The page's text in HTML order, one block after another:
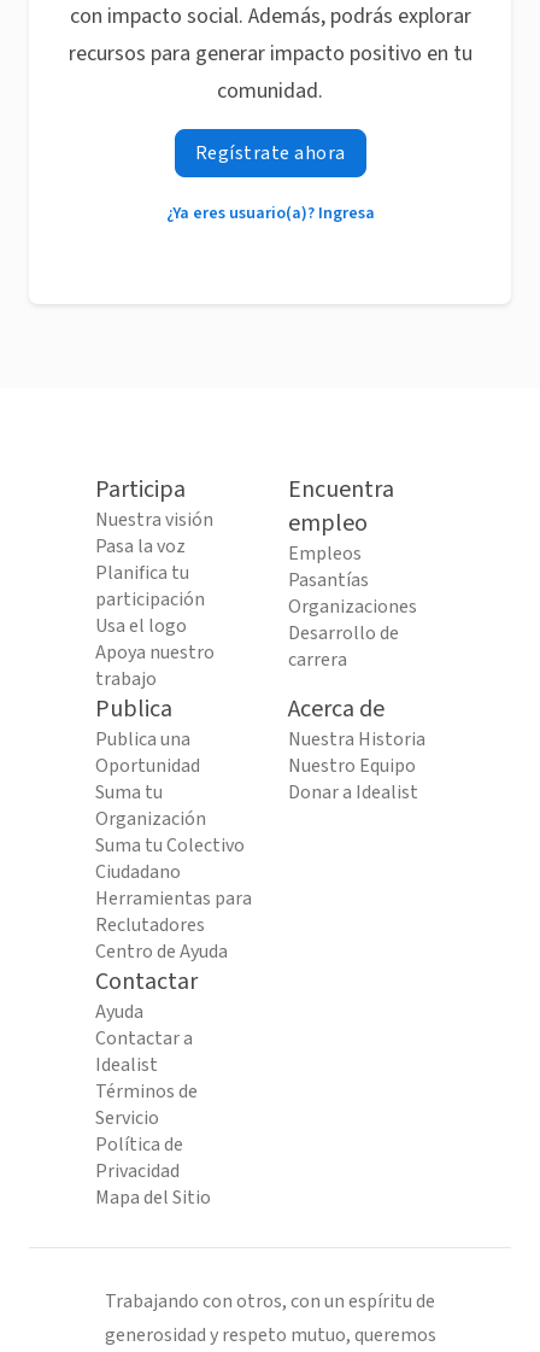
con impacto social. Además, podrás explorar
recursos para generar impacto positivo en tu
comunidad.
Regístrate ahora
¿Ya eres usuario(a)? Ingresa
Participa
Nuestra visión
Pasa la voz
Planifica tu
participación
Usa el logo
Apoya nuestro
trabajo
Encuentra
empleo
Empleos
Pasantías
Organizaciones
Desarrollo de
carrera
Publica
Publica una
Oportunidad
Suma tu
Organización
Suma tu Colectivo
Ciudadano
Herramientas para
Reclutadores
Centro de Ayuda
Acerca de
Nuestra Historia
Nuestro Equipo
Donar a Idealist
Contactar
Ayuda
Contactar a
Idealist
Términos de
Servicio
Política de
Privacidad
Mapa del Sitio
Trabajando con otros, con un espíritu de
generosidad y respeto mutuo, queremos